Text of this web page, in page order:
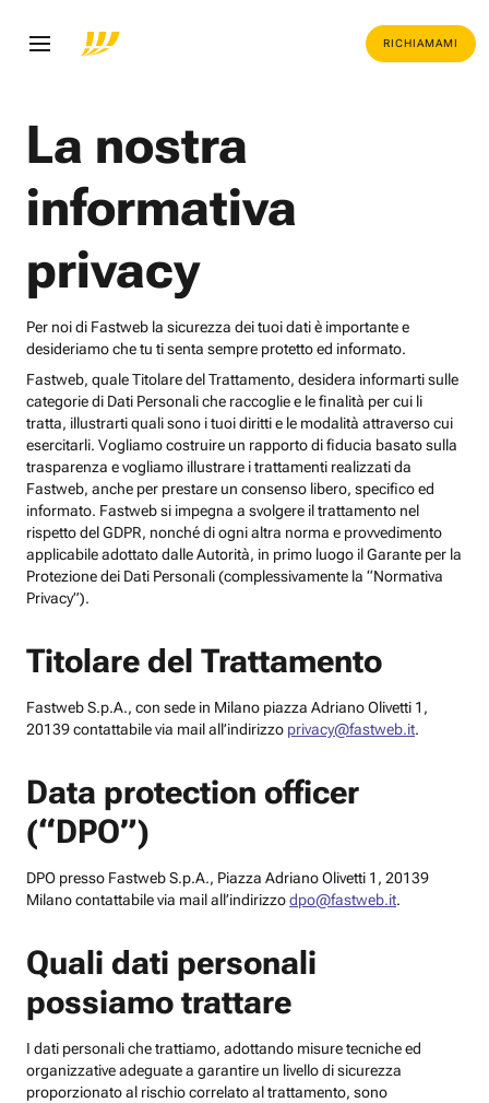
RICHIAMAMI
La nostra
informativa
privacy
Per noi di Fastweb la sicurezza dei tuoi dati è importante e
desideriamo che tu ti senta sempre protetto ed informato.
Fastweb, quale Titolare del Trattamento, desidera informarti sulle
categorie di Dati Personali che raccoglie e le finalità per cui li
tratta, illustrarti quali sono i tuoi diritti e le modalità attraverso cui
esercitarli. Vogliamo costruire un rapporto di fiducia basato sulla
trasparenza e vogliamo illustrare i trattamenti realizzati da
Fastweb, anche per prestare un consenso libero, specifico ed
informato. Fastweb si impegna a svolgere il trattamento nel
rispetto del GDPR, nonché di ogni altra norma e provvedimento
applicabile adottato dalle Autorità, in primo luogo il Garante per la
Protezione dei Dati Personali (complessivamente la “Normativa
Privacy”).
Titolare del Trattamento
Fastweb S.p.A., con sede in Milano piazza Adriano Olivetti 1,
20139 contattabile via mail all’indirizzo privacy@fastweb.it.
Data protection officer
(“DPO”)
DPO presso Fastweb S.p.A., Piazza Adriano Olivetti 1, 20139
Milano contattabile via mail all’indirizzodpo@fastweb.it.
Quali dati personali
possiamo trattare
I dati personali che trattiamo, adottando misure tecniche ed
organizzative adeguate a garantire un livello di sicurezza
proporzionato al rischio correlato al trattamento, sono